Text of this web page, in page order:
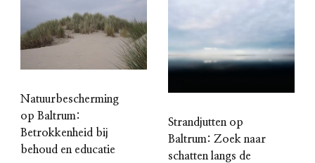
Natuurbescherming
op Baltrum:
Betrokkenheid bij
behoud en educatie
Strandjutten op
Baltrum: Zoek naar
schatten langs de